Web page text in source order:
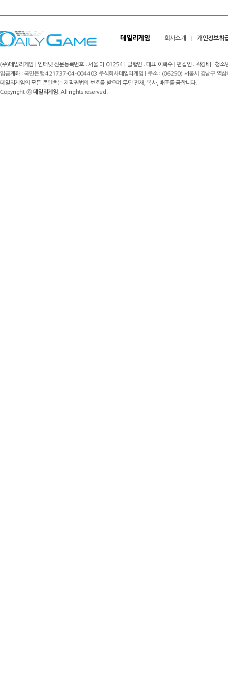
데일리게임 회사소개 개인정보취
(주)데일리게임 | 인터넷 신문등록번호 : 서울 아 01254 | 발행인 : 대표 이택수 | 편집인 : 곽경배 |
입금계좌 : 국민은행 421737-04-004403 주식회사데일리게임 | 주소 : (06250) 서울시 강남구
데일리게임의 모든 콘텐츠는 저작권법의 보호를 받으며 무단 전재, 복사, 배포를 금합니다.
Copyright ⓒ데일리게임 . All rights reserved.